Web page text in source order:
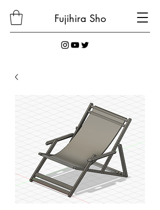
Fujihira Sho